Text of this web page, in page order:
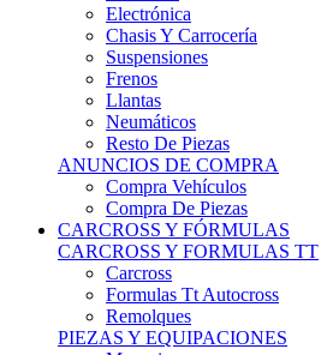
Chasis Y Carrocería
Suspensiones
Frenos
Llantas
Neumáticos
Resto De Piezas
ANUNCIOS DE COMPRA
Compra Vehículos
Compra De Piezas
CARCROSS Y FÓRMULAS
CARCROSS Y FORMULAS TT
Carcross
Formulas Tt Autocross
Remolques
PIEZAS Y EQUIPACIONES
Mecanica
Electrónica